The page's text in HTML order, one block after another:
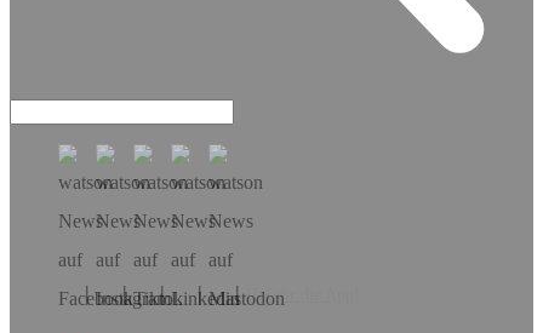
Hol dir die App!